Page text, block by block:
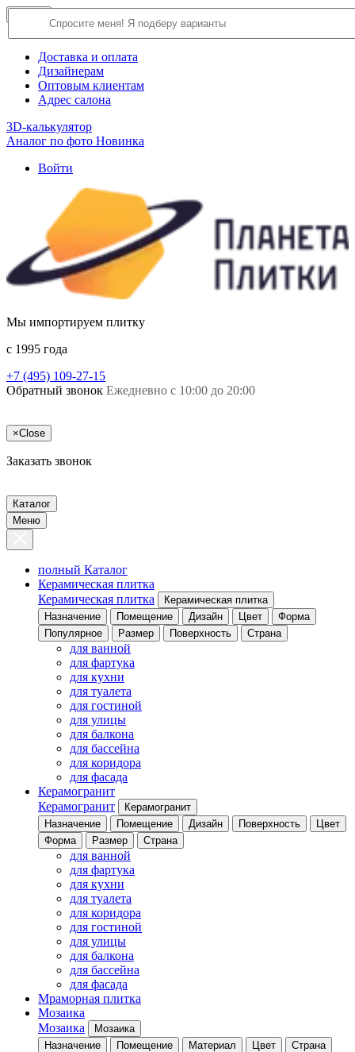
О компании
Доставка и оплата
Дизайнерам
Оптовым клиентам
Адрес салона
3D-калькулятор
Аналог по фото Новинка
Войти
Мы импортируем плитку
c 1995 года
+7 (495) 109-27-15
Обратный звонок Ежедневно с 10:00 до 20:00
×Close
Заказать звонок
Каталог
Меню
полный Каталог
Керамическая плитка
Керамическая плитка
Керамическая плитка
Назначение
Помещение Дизайн Цвет
Форма
Популярное
Размер Поверхность Страна
для ванной
для фартука
для кухни
для туалета
для гостиной
для улицы
для балкона
для бассейна
для коридора
для фасада
Керамогранит
Керамогранит
Керамогранит
Назначение
Помещение Дизайн Поверхность
Цвет
Форма
Размер Страна
для ванной
для фартука
для кухни
для туалета
для коридора
для гостиной
для улицы
для балкона
для бассейна
для фасада
Мраморная плитка
Мозаика
Мозаика
Мозаика
Назначение
Помещение Материал Цвет Страна